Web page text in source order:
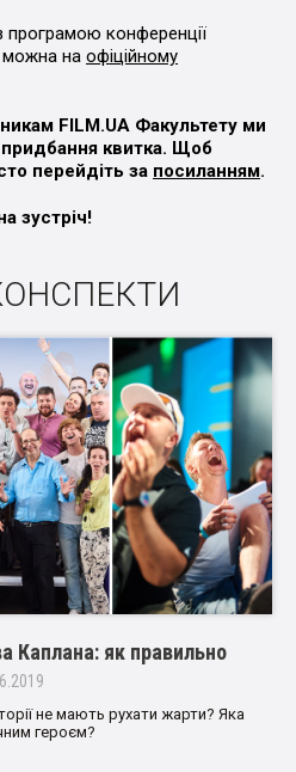
конференції
можна на офіційному
FILM.UA Факультету ми
квитка. Щоб
перейдіть за посиланням.
зустріч!
Каплана: як правильно
не мають рухати жарти? Яка
героєм?